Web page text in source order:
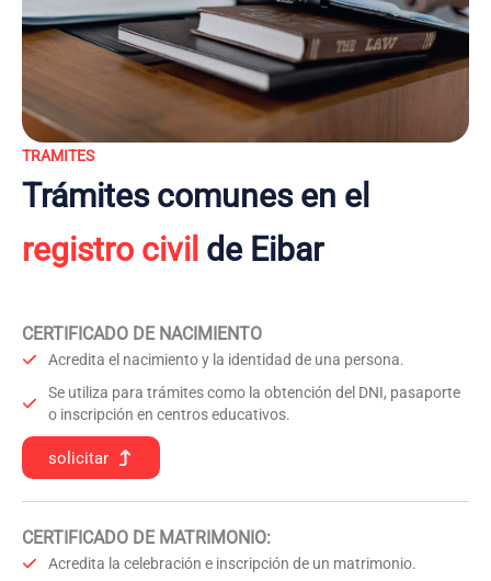
TRAMITES
Trámites comunes en el
registro civil de Eibar
CERTIFICADO DE NACIMIENTO
Acredita el nacimiento y la identidad de una persona.
Se utiliza para trámites como la obtención del DNI, pasaporte
o inscripción en centros educativos.
solicitar
CERTIFICADO DE MATRIMONIO:
Acredita la celebración e inscripción de un matrimonio.